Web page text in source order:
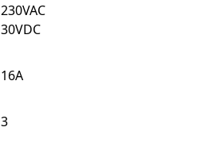
230VAC
30VDC
16A
3